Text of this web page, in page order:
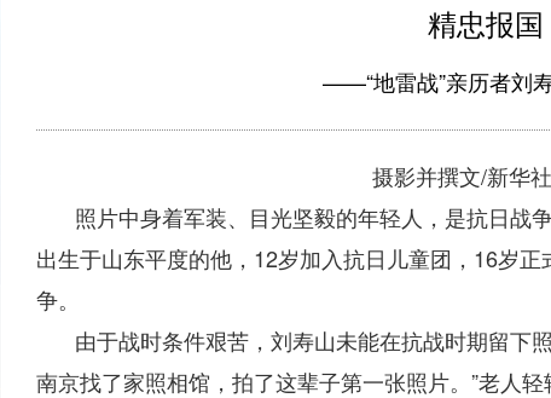
精忠报
——“地雷战”亲历者刘
摄影并撰文/新华
照片中身着军装、目光坚毅的年轻人，是抗日战
出生于山东平度的他，12岁加入抗日儿童团，16岁
争。
由于战时条件艰苦，刘寿山未能在抗战时期留下
南京找了家照相馆，拍了这辈子第一张照片。”老人